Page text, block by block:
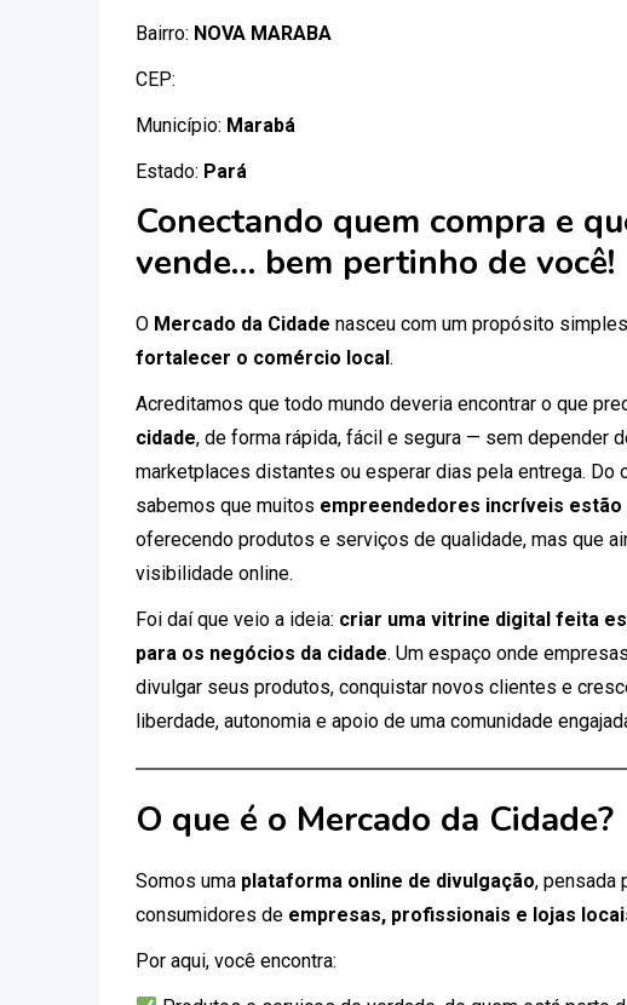
Bairro: NOVA MARABA
CEP:
Município: Marabá
Estado: Pará
Conectando quem compra e
vende… bem pertinho de você!
O Mercado da Cidade nasceu com um propósito
fortalecer o comércio local.
Acreditamos que todo mundo deveria encontrar o que
cidade, de forma rápida, fácil e segura — sem depender
marketplaces distantes ou esperar dias pela entrega. Do
sabemos que muitos empreendedores incríveis estão
oferecendo produtos e serviços de qualidade, mas que
visibilidade online.
Foi daí que veio a ideia: criar uma vitrine digital feita
para os negócios da cidade. Um espaço onde
divulgar seus produtos, conquistar novos clientes e
liberdade, autonomia e apoio de uma comunidade
O que é o Mercado da Cidade?
Somos uma plataforma online de divulgação, pensada
consumidores de empresas, profissionais e lojas
Por aqui, você encontra: